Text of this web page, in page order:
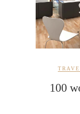
100